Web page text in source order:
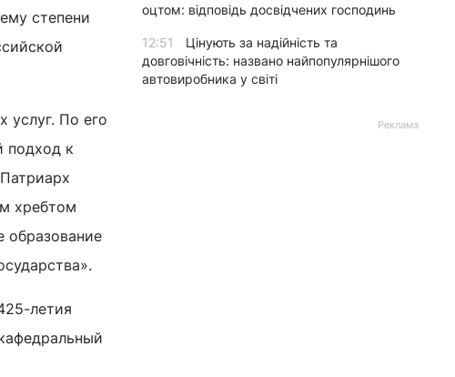
степени
услуг. По его
подход к
хребтом
образование
летия
оцтом: відповідь досвідчених господинь
12:51
Цінують за надійність та
довговічність: названо найпопулярнішого
автовиробника у світі
Реклама